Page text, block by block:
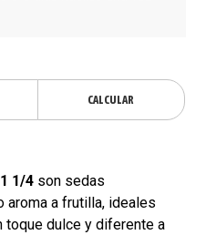
CALCULAR
1/4 son sedas
aroma a frutilla, ideales
toque dulce y diferente a